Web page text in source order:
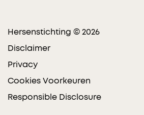
Hersenstichting © 2026
Disclaimer
Privacy
Cookies Voorkeuren
Responsible Disclosure